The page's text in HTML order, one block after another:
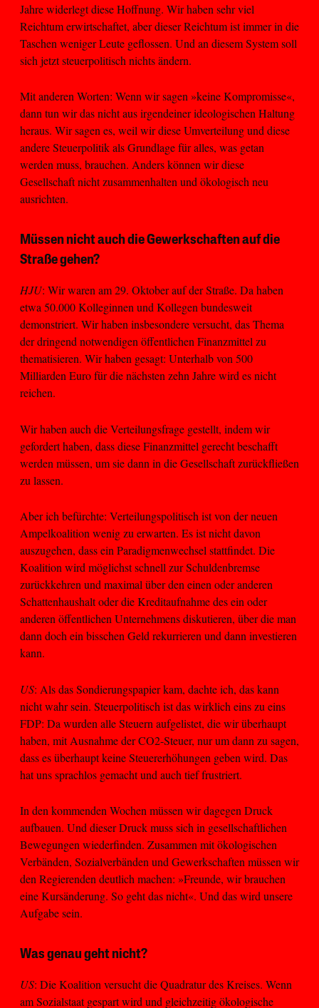
Jahre widerlegt diese Hoffnung. Wir haben sehr viel
Reichtum erwirtschaftet, aber dieser Reichtum ist immer in die
Taschen weniger Leute geflossen. Und an diesem System soll
sich jetzt steuerpolitisch nichts ändern.
Mit anderen Worten: Wenn wir sagen »keine Kompromisse«,
dann tun wir das nicht aus irgendeiner ideologischen Haltung
heraus. Wir sagen es, weil wir diese Umverteilung und diese
andere Steuerpolitik als Grundlage für alles, was getan
werden muss, brauchen. Anders können wir diese
Gesellschaft nicht zusammenhalten und ökologisch neu
ausrichten.
Müssen nicht auch die Gewerkschaften auf die
Straße gehen?
HJU: Wir waren am 29. Oktober auf der Straße. Da haben
etwa 50.000 Kolleginnen und Kollegen bundesweit
demonstriert. Wir haben insbesondere versucht, das Thema
der dringend notwendigen öffentlichen Finanzmittel zu
thematisieren. Wir haben gesagt: Unterhalb von 500
Milliarden Euro für die nächsten zehn Jahre wird es nicht
reichen.
Wir haben auch die Verteilungsfrage gestellt, indem wir
gefordert haben, dass diese Finanzmittel gerecht beschafft
werden müssen, um sie dann in die Gesellschaft zurückfließen
zu lassen.
Aber ich befürchte: Verteilungspolitisch ist von der neuen
Ampelkoalition wenig zu erwarten. Es ist nicht davon
auszugehen, dass ein Paradigmenwechsel stattfindet. Die
Koalition wird möglichst schnell zur Schuldenbremse
zurückkehren und maximal über den einen oder anderen
Schattenhaushalt oder die Kreditaufnahme des ein oder
anderen öffentlichen Unternehmens diskutieren, über die man
dann doch ein bisschen Geld rekurrieren und dann investieren
kann.
US: Als das Sondierungspapier kam, dachte ich, das kann
nicht wahr sein. Steuerpolitisch ist das wirklich eins zu eins
FDP: Da wurden alle Steuern aufgelistet, die wir überhaupt
haben, mit Ausnahme der CO2-Steuer, nur um dann zu sagen,
dass es überhaupt keine Steuererhöhungen geben wird. Das
hat uns sprachlos gemacht und auch tief frustriert.
In den kommenden Wochen müssen wir dagegen Druck
aufbauen. Und dieser Druck muss sich in gesellschaftlichen
Bewegungen wiederfinden. Zusammen mit ökologischen
Verbänden, Sozialverbänden und Gewerkschaften müssen wir
den Regierenden deutlich machen: »Freunde, wir brauchen
eine Kursänderung. So geht das nicht«. Und das wird unsere
Aufgabe sein.
Was genau geht nicht?
US: Die Koalition versucht die Quadratur des Kreises. Wenn
am Sozialstaat gespart wird und gleichzeitig ökologische